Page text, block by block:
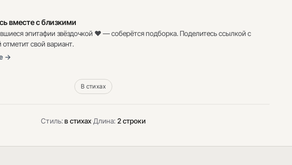
вместе с близкими
эпитафии звёздочкой ♥ — соберётся подборка. Поделитесь ссылкой с
свой вариант.
→
В стихах
Стиль:в стихах·Длина: 2 строки